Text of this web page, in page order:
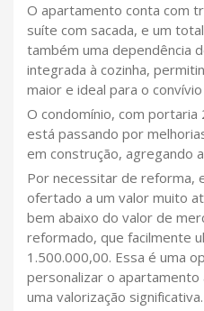
O apartamento conta com
suíte com sacada, e um
também uma dependência
integrada à cozinha,
maior e ideal para o convívio
O condomínio, com
está passando por
em construção, agregando
Por necessitar de reforma,
ofertado a um valor muito
bem abaixo do valor de
reformado, que facilmente
1.500.000,00. Essa é uma
personalizar o
uma valorização significativa.